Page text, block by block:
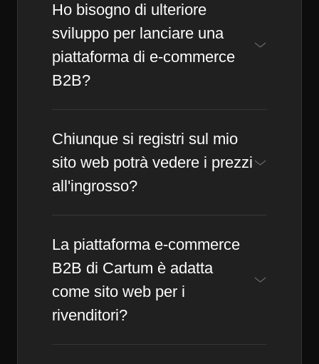
Ho bisogno di ulteriore
sviluppo per lanciare una
piattaforma di e-commerce
B2B?
Chiunque si registri sul mio
sito web potrà vedere i prezzi
all'ingrosso?
La piattaforma e-commerce
B2B di Cartum è adatta
come sito web per i
rivenditori?